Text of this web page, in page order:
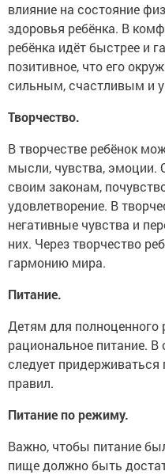
влияние на состояние
здоровья ребёнка. В
ребёнка идёт быстрее и
позитивное, что его
сильным, счастливым и
Творчество.
В творчестве ребёнок
мысли, чувства, эмоции.
своим законам,
удовлетворение. В
негативные чувства и
них. Через творчество
гармонию мира.
Питание.
Детям для полноценного
рациональное питание. В
следует
правил.
Питание по режиму.
Важно, чтобы питание
пище должно быть